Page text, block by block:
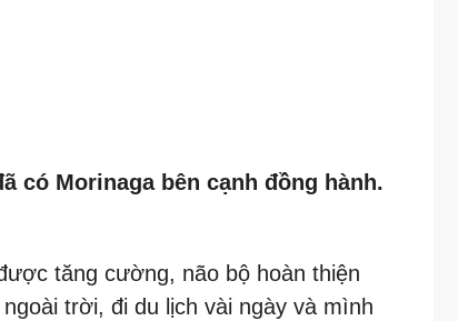
có Morinaga bên cạnh đồng hành.
tăng cường, não bộ hoàn thiện
trời, đi du lịch vài ngày và mình